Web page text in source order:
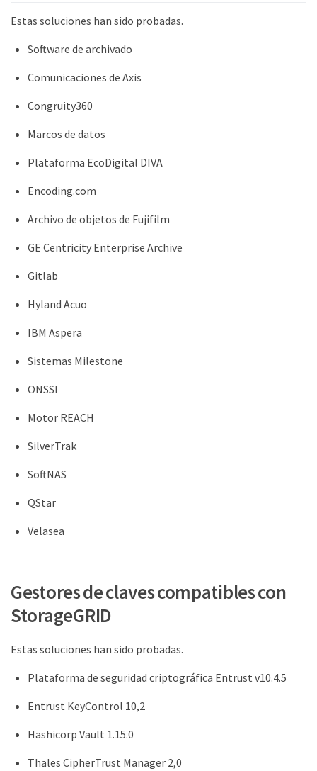
Estas soluciones han sido probadas.
Software de archivado
Comunicaciones de Axis
Congruity360
Marcos de datos
Plataforma EcoDigital DIVA
Encoding.com
Archivo de objetos de Fujifilm
GE Centricity Enterprise Archive
Gitlab
Hyland Acuo
IBM Aspera
Sistemas Milestone
ONSSI
Motor REACH
SilverTrak
SoftNAS
QStar
Velasea
Gestores de claves compatibles con
StorageGRID
Estas soluciones han sido probadas.
Plataforma de seguridad criptográfica Entrust v10.4.5
Entrust KeyControl 10,2
Hashicorp Vault 1.15.0
Thales CipherTrust Manager 2,0